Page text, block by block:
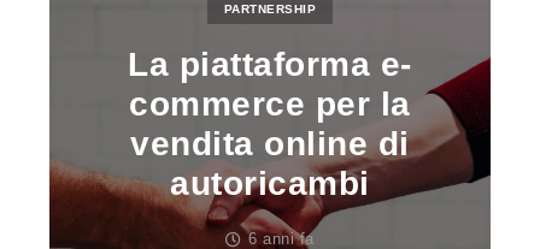
PARTNERSHIP
La piattaforma e-
commerce per la
vendita online di
autoricambi
6 anni fa